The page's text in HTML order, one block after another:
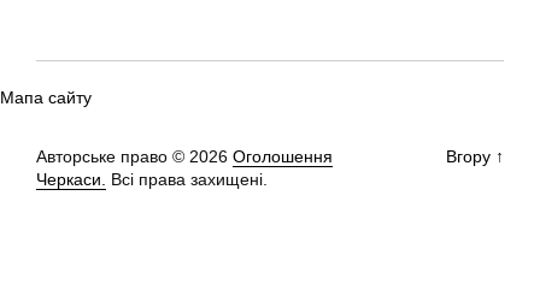
Мапа сайту
Авторське право © 2026 Оголошення
Черкаси. Всі права захищені.
Вгору ↑